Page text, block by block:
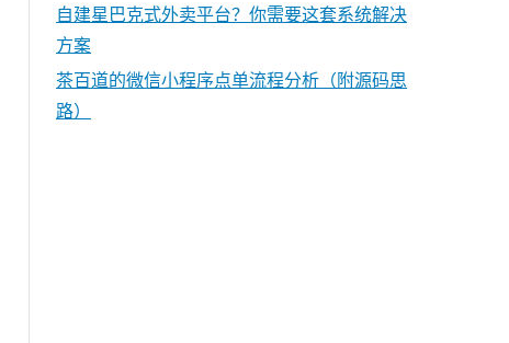
自建星巴克式外卖平台？你需要这套系统解决
方案
茶百道的微信小程序点单流程分析（附源码思
路）